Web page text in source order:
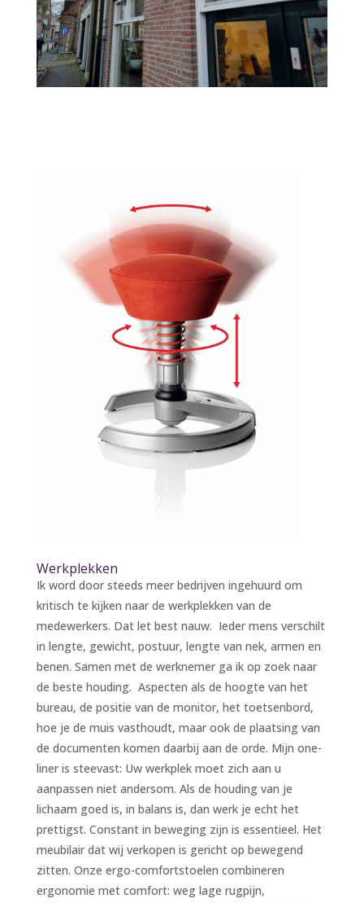
Werkplekken
Ik word door steeds meer bedrijven ingehuurd om
kritisch te kijken naar de werkplekken van de
medewerkers. Dat let best nauw. Ieder mens verschilt
in lengte, gewicht, postuur, lengte van nek, armen en
benen. Samen met de werknemer ga ik op zoek naar
de beste houding. Aspecten als de hoogte van het
bureau, de positie van de monitor, het toetsenbord,
hoe je de muis vasthoudt, maar ook de plaatsing van
de documenten komen daarbij aan de orde. Mijn one-
liner is steevast: Uw werkplek moet zich aan u
aanpassen niet andersom. Als de houding van je
lichaam goed is, in balans is, dan werk je echt het
prettigst. Constant in beweging zijn is essentieel. Het
meubilair dat wij verkopen is gericht op bewegend
zitten. Onze ergo-comfortstoelen combineren
ergonomie met comfort: weg lage rugpijn,